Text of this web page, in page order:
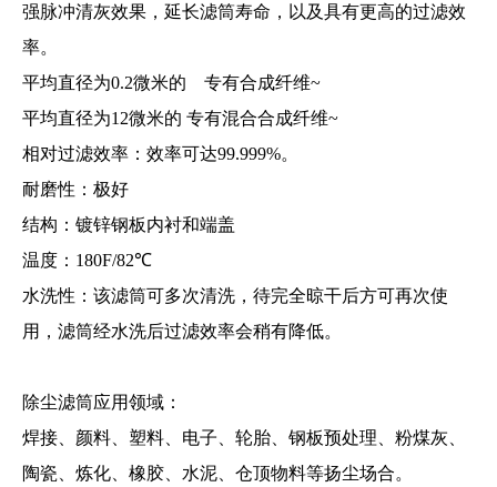
强脉冲清灰效果，延长滤筒寿命，以及具有更高的过滤效
率。
平均直径为0.2微米的 专有合成纤维~
平均直径为12微米的 专有混合合成纤维~
相对过滤效率：效率可达99.999%。
耐磨性：极好
结构：镀锌钢板内衬和端盖
温度：180F/82℃
水洗性：该滤筒可多次清洗，待完全晾干后方可再次使
用，滤筒经水洗后过滤效率会稍有降低。
除尘滤筒应用领域：
焊接、颜料、塑料、电子、轮胎、钢板预处理、粉煤灰、
陶瓷、炼化、橡胶、水泥、仓顶物料等扬尘场合。